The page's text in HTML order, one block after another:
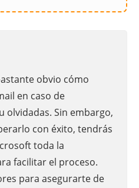
obvio cómo
en caso de
olvidadas. Sin embargo,
con éxito, tendrás
toda la
facilitar el proceso.
para asegurarte de